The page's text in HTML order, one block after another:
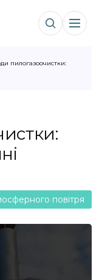
пилогазоочистки:
повітря